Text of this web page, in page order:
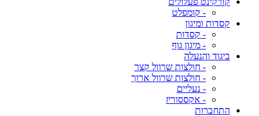
- קומפלט
קסדות ומיגון
- קסדות
- מיגון גוף
ביגוד והנעלה
- חולצות שרוול קצר
- חולצות שרוול ארוך
- נעליים
- אקססוריז
התחברות